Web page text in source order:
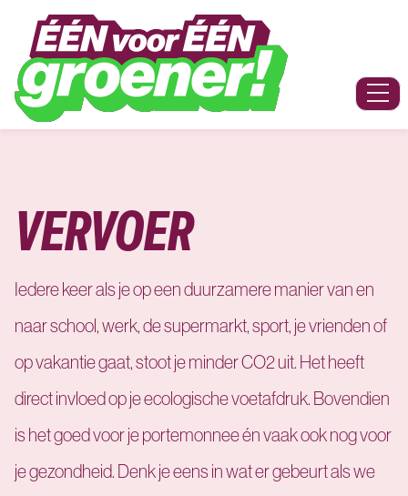
Naar hoofdinhoud
Menu
VERVOER
Iedere keer als je op een duurzamere manier van en
naar school, werk, de supermarkt, sport, je vrienden of
op vakantie gaat, stoot je minder CO2 uit. Het heeft
direct invloed op je ecologische voetafdruk. Bovendien
is het goed voor je portemonnee én vaak ook nog voor
je gezondheid. Denk je eens in wat er gebeurt als we